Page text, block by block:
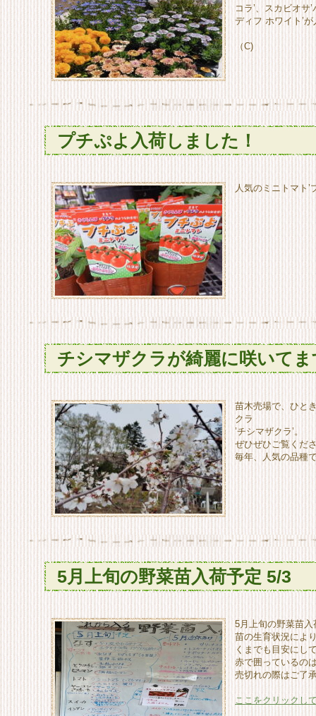
コラ’、スカビオサ
ディフ ホワイト’
（C)
プチぷよ入荷しました！
人気のミニトマト’
チシマザクラが綺麗に咲いてま
苗木売場で、ひと
クラ
’チシマザクラ’。
ぜひぜひご覧くだ
毎年、人気の品種
5月上旬の野菜苗入荷予定 5/3
5月上旬の野菜苗
苗の生育状況によ
くまでも目安にし
赤で囲っているの
売切れの際はご了
ここをクリックし